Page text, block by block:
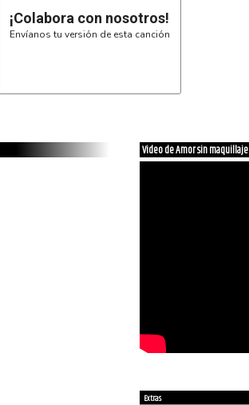
¡Colabora con nosotros!
Envíanos tu versión de esta canción
Video de Amor sin maquillaje
Extras